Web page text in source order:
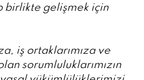
birlikte gelişmek için
iş ortaklarımıza ve
sorumluluklarımızın